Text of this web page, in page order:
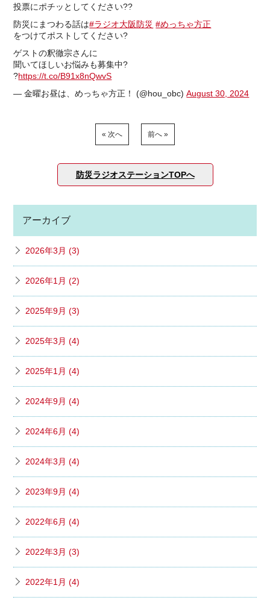
投票にポチッとしてください??
防災にまつわる話は#ラジオ大阪防災 #めっちゃ方正
をつけてポストしてください?
ゲストの釈徹宗さんに
聞いてほしいお悩みも募集中?
?https://t.co/B91x8nQwvS
— 金曜お昼は、めっちゃ方正！ (@hou_obc)August 30, 2024
« 次へ 前へ »
防災ラジオステーションTOPへ
アーカイブ
2026年3月 (3)
2026年1月 (2)
2025年9月 (3)
2025年3月 (4)
2025年1月 (4)
2024年9月 (4)
2024年6月 (4)
2024年3月 (4)
2023年9月 (4)
2022年6月 (4)
2022年3月 (3)
2022年1月 (4)